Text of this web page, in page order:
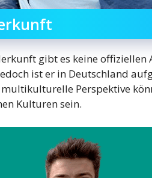
gibt es keine offiziellen
ist er in Deutschland
Perspektive
Kulturen sein.